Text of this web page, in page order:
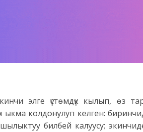
элге үстөмдүк кылып, өз
ыкма колдонулуп келген:
билбей калуусу;